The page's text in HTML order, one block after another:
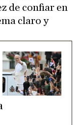
de confiar en
claro y